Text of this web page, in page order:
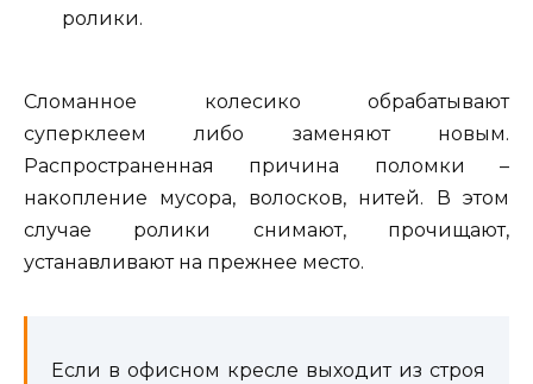
ролики.
Сломанное колесико обрабатывают
суперклеем либо заменяют новым.
Распространенная причина поломки –
накопление мусора, волосков, нитей. В этом
случае ролики снимают, прочищают,
устанавливают на прежнее место.
Если в офисном кресле выходит из строя